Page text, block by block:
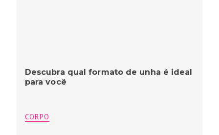
Descubra qual formato de unha é ideal
para você
CORPO